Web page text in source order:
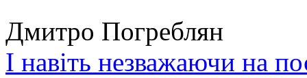
Дмитро Погреблян
І навіть незважаючи на